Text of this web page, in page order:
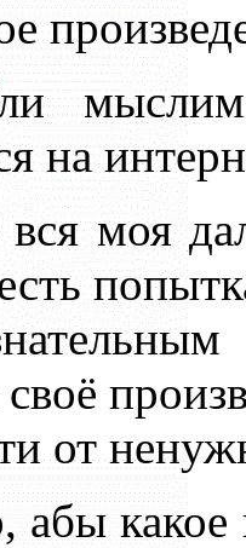
на
моя
своё
от
абы